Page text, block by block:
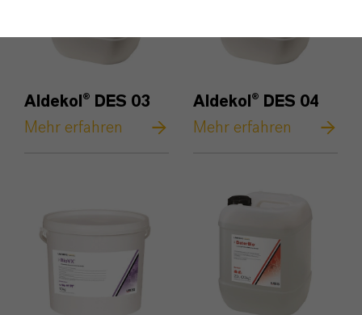
Aldekol® DES 03
Mehr erfahren
Aldekol® DES 04
Mehr erfahren